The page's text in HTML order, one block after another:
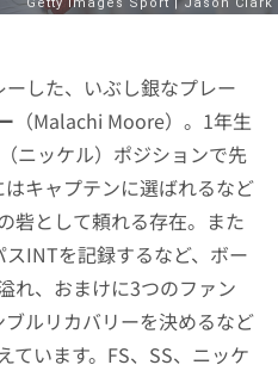
した、いぶし銀なプレー
（Malachi Moore）。1年生
ニッケル）ポジションで先
キャプテンに選ばれるなど
砦として頼れる存在。また
INTを記録するなど、ボー
れ、おまけに3つのファン
ルリカバリーを決めるなど
ています。FS、SS、ニッケ